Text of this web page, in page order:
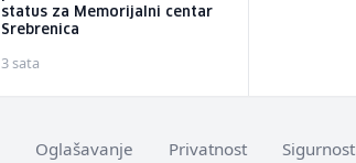
status za Memorijalni centar
Srebrenica
3 sata
Oglašavanje Privatnost Sigurnost